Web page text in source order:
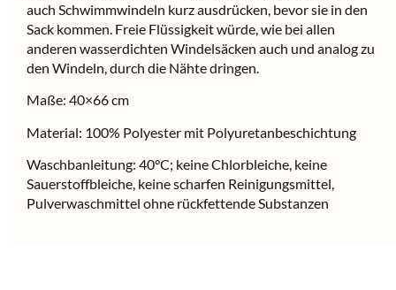
auch Schwimmwindeln kurz ausdrücken, bevor sie in den
Sack kommen. Freie Flüssigkeit würde, wie bei allen
anderen wasserdichten Windelsäcken auch und analog zu
den Windeln, durch die Nähte dringen.
Maße: 40×66 cm
Material: 100% Polyester mit Polyuretanbeschichtung
Waschbanleitung: 40°C; keine Chlorbleiche, keine
Sauerstoffbleiche, keine scharfen Reinigungsmittel,
Pulverwaschmittel ohne rückfettende Substanzen